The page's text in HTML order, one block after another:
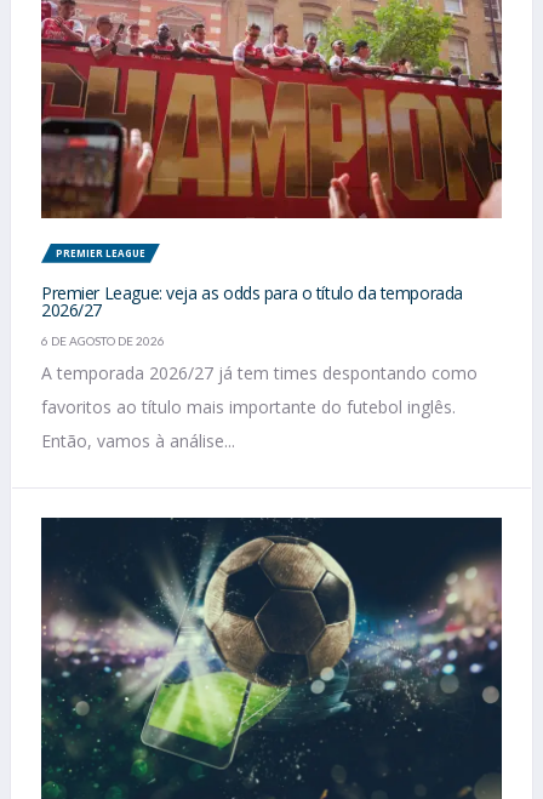
PREMIER LEAGUE
Premier League: veja as odds para o título da temporada
2026/27
6 DE AGOSTO DE 2026
A temporada 2026/27 já tem times despontando como
favoritos ao título mais importante do futebol inglês.
Então, vamos à análise...